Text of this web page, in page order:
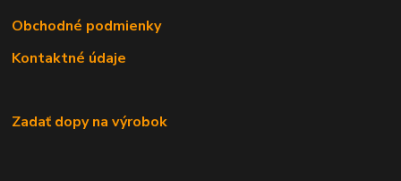
Obchodné podmienky
Kontaktné údaje
Zadať dopy na výrobok